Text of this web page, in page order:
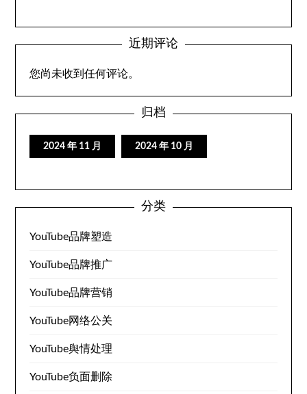
近期评论
您尚未收到任何评论。
归档
2024 年 11 月 2024 年 10 月
分类
YouTube品牌塑造
YouTube品牌推广
YouTube品牌营销
YouTube网络公关
YouTube舆情处理
YouTube负面删除